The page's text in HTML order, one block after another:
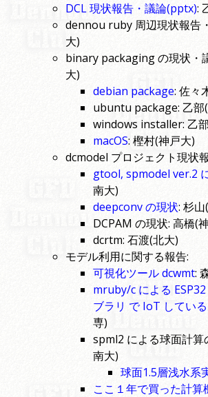
DCL 現状報告・議論(pptx):
dennou ruby 周辺現状報告
大)
binary packaging の現状・
大)
debian package: 佐々
ubuntu package: 乙部
windows installer: 乙
macOS: 樫村(神戸大)
dcmodel プロジェクト現状
gtool, spmodel ver.2
南大)
deepconv の現状: 杉
DCPAM の現状: 高橋(
dcrtm: 石渡(北大)
モデル利用に関する報告:
可視化ツール dcwmt:
mruby/c による
ブラリ で IoT してい
専)
spml2 による球面計算
南大)
球面1.5層浅水系
ここ１年で買った計